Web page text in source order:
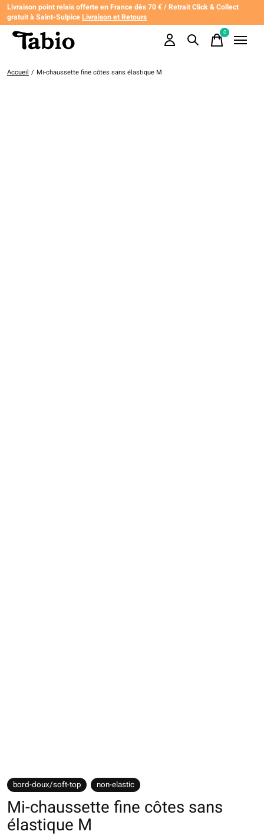
Livraison point relais offerte en France dès 70 € / Retrait Click & Collect
gratuit à Saint-SulpiceLivraison et Retours
0items
Accueil / Mi-chaussette fine côtes sans élastique M
bord-doux/soft-top non-elastic
Mi-chaussette fine côtes sans
élastique M